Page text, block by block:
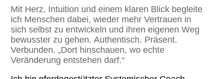
Mit Herz, Intuition und einem klaren Blick begleite
ich Menschen dabei, wieder mehr Vertrauen in
sich selbst zu entwickeln und ihren eigenen Weg
bewusster zu gehen.Authentisch. Präsent.
Verbunden.„Dort hinschauen, wo echte
Veränderung entstehen darf.“